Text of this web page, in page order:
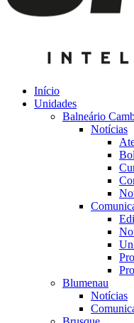
Início
Unidades
Balneário
Notícias
Blumenau
Notícias